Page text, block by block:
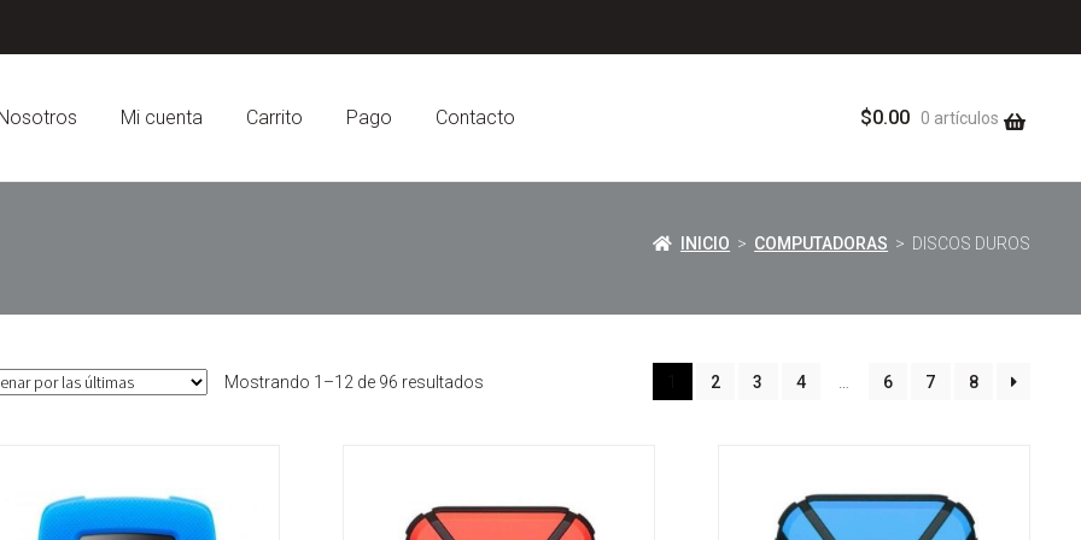
Mi cuenta Carrito Pago Contacto $0.00 0 artículos
INICIO > COMPUTADORAS > DISCOS DUROS
Mostrando 1–12 de 96 resultados 2 3 4 6 7 8